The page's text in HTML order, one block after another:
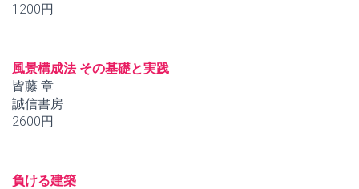
1200円
風景構成法 その基礎と実践
皆藤 章
誠信書房
2600円
負ける建築